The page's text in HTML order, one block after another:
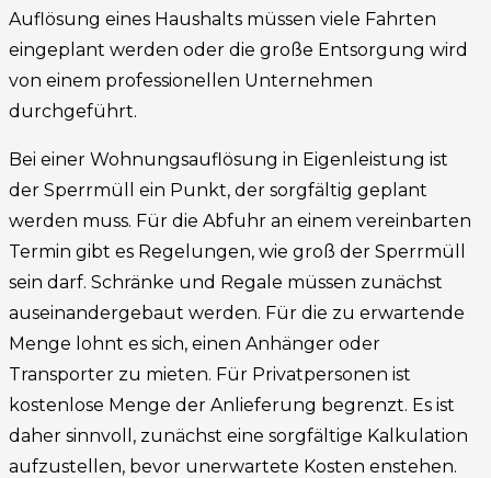
Auflösung eines Haushalts müssen viele Fahrten
eingeplant werden oder die große Entsorgung wird
von einem professionellen Unternehmen
durchgeführt.
Bei einer Wohnungsauflösung in Eigenleistung ist
der Sperrmüll ein Punkt, der sorgfältig geplant
werden muss. Für die Abfuhr an einem vereinbarten
Termin gibt es Regelungen, wie groß der Sperrmüll
sein darf. Schränke und Regale müssen zunächst
auseinandergebaut werden. Für die zu erwartende
Menge lohnt es sich, einen Anhänger oder
Transporter zu mieten. Für Privatpersonen ist
kostenlose Menge der Anlieferung begrenzt. Es ist
daher sinnvoll, zunächst eine sorgfältige Kalkulation
aufzustellen, bevor unerwartete Kosten enstehen.